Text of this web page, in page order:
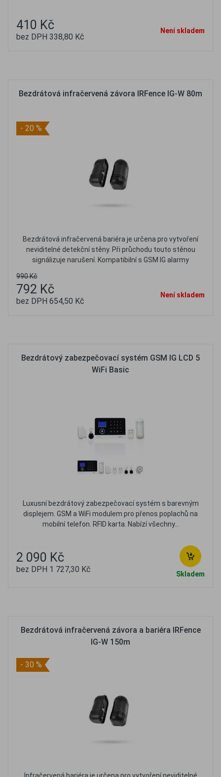
410 Kč
bez DPH 338,80 Kč
Není skladem
Bezdrátová infračervená závora IRFence IG-W 80m
- 20 %
Bezdrátová infračervená bariéra je určena pro vytvoření
neviditelné detekční stěny. Při průchodu touto stěnou
signálizuje narušení. Kompatibilní s GSM IG alarmy
990 Kč
792 Kč
bez DPH 654,50 Kč
Není skladem
Bezdrátový zabezpečovací systém GSM IG LCD 5
WiFi Basic
Luxusní bezdrátový zabezpečovací systém s barevným
displejem. GSM a WiFi modulem pro přenos poplachů na
mobilní telefon. RFID karta. Nabízí všechny...
2 090 Kč
bez DPH 1 727,30 Kč Skladem
Bezdrátová infračervená závora a bariéra IRFence
IG-W 150m
- 30 %